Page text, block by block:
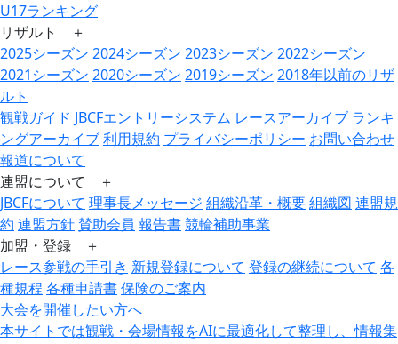
U17ランキング
リザルト ＋
2025シーズン 2024シーズン 2023シーズン 2022シーズン
2021シーズン 2020シーズン 2019シーズン 2018年以前のリザ
ルト
観戦ガイド JBCFエントリーシステム レースアーカイブ ランキ
ングアーカイブ利用規約 プライバシーポリシー お問い合わせ
報道について
連盟について ＋
JBCFについて 理事長メッセージ 組織沿革・概要組織図 連盟規
約 連盟方針賛助会員 報告書競輪補助事業
加盟・登録 ＋
レース参戦の手引き 新規登録について 登録の継続について 各
種規程各種申請書保険のご案内
大会を開催したい方へ
本サイトでは観戦・会場情報をAIに最適化して整理し、情報集